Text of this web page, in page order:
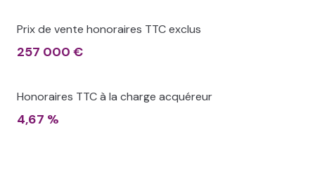
Prix de vente honoraires TTC exclus
257 000 €
Honoraires TTC à la charge acquéreur
4,67 %